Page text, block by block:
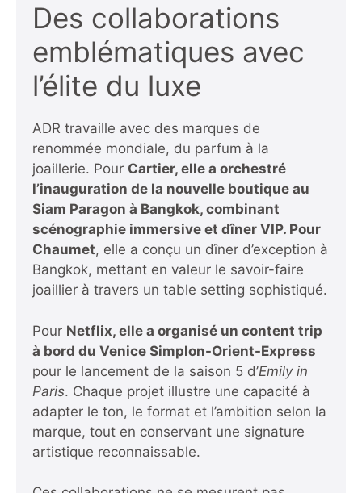
Des collaborations
emblématiques avec
l’élite du luxe
ADR travaille avec des marques de
renommée mondiale, du parfum à la
joaillerie. Pour Cartier, elle a orchestré
l’inauguration de la nouvelle boutique au
Siam Paragon à Bangkok, combinant
scénographie immersive et dîner VIP. Pour
Chaumet, elle a conçu un dîner d’exception à
Bangkok, mettant en valeur le savoir-faire
joaillier à travers un table setting sophistiqué.
Pour Netflix, elle a organisé un content trip
à bord du Venice Simplon-Orient-Express
pour le lancement de la saison 5 d’Emily in
Paris. Chaque projet illustre une capacité à
adapter le ton, le format et l’ambition selon la
marque, tout en conservant une signature
artistique reconnaissable.